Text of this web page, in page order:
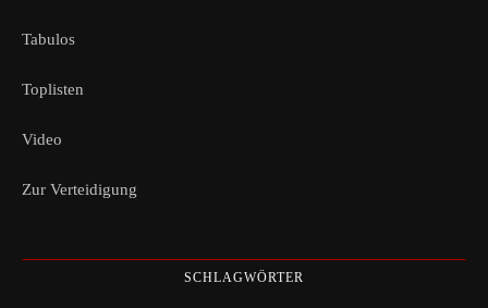
Tabulos
Toplisten
Video
Zur Verteidigung
SCHLAGWÖRTER